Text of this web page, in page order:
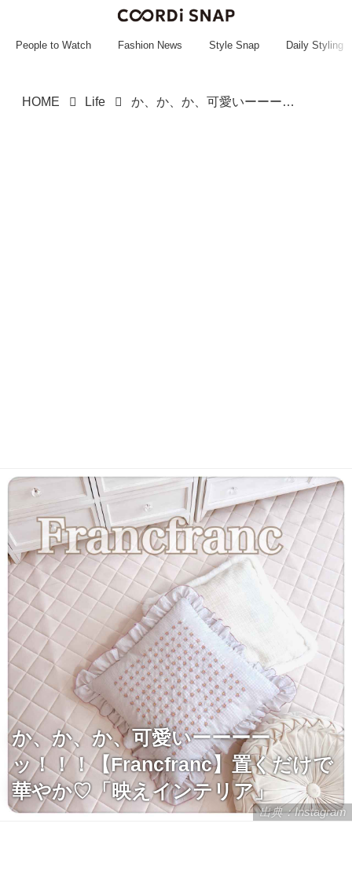
~~~~~~~~~~~
People to Watch Fashion News Style Snap Daily Styling
HOME Life か、か、か、可愛いーーーーッ！！！【Francfranc】置くだけで華やか♡「映えインテリア」
出典：Instagram
か、か、か、可愛いーーーー
ッ！！！【Francfranc】置くだけで
華やか♡「映えインテリア」